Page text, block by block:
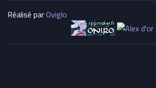
Réalisé parOviglo